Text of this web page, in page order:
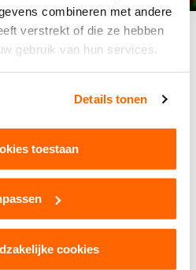
combineren met andere
verstrekt of die ze hebben
gebruik van hun services.
Details tonen
toestaan
cookies
Threads
Delen
2manydots
Privacy